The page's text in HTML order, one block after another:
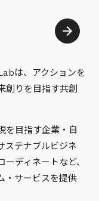
は、アクションを
創りを目指す共創
を目指す企業・自
ステナブルビジネ
ディネートなど、
・サービスを提供